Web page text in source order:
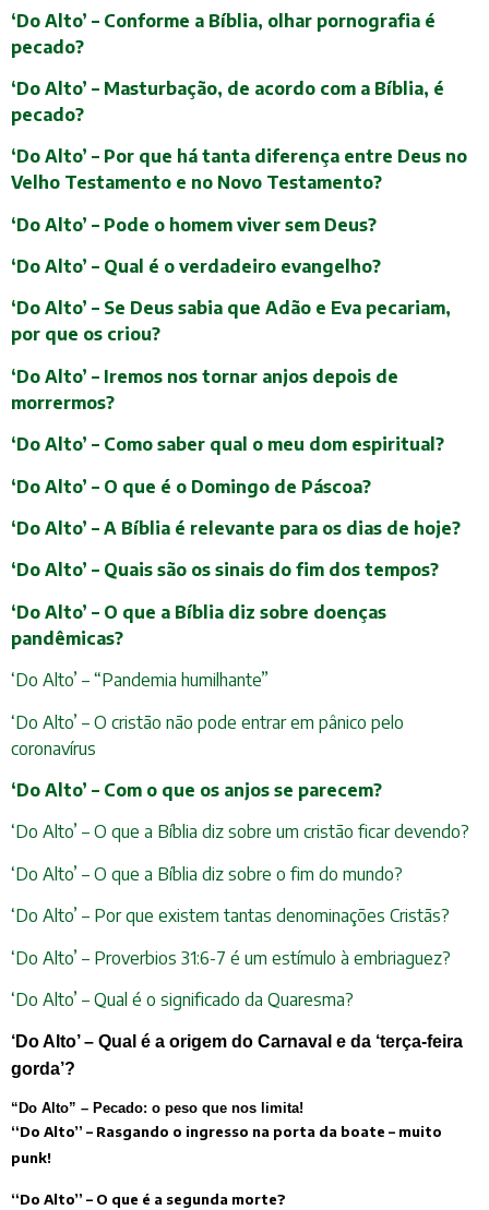
‘Do Alto’ – Conforme a Bíblia, olhar pornografia é
pecado?
‘Do Alto’ – Masturbação, de acordo com a Bíblia, é
pecado?
‘Do Alto’ – Por que há tanta diferença entre Deus no
Velho Testamento e no Novo Testamento?
‘Do Alto’ – Pode o homem viver sem Deus?
‘Do Alto’ – Qual é o verdadeiro evangelho?
‘Do Alto’ – Se Deus sabia que Adão e Eva pecariam,
por que os criou?
‘Do Alto’ – Iremos nos tornar anjos depois de
morrermos?
‘Do Alto’ – Como saber qual o meu dom espiritual?
‘Do Alto’ – O que é o Domingo de Páscoa?
‘Do Alto’ – A Bíblia é relevante para os dias de hoje?
‘Do Alto’ – Quais são os sinais do fim dos tempos?
‘Do Alto’ – O que a Bíblia diz sobre doenças
pandêmicas?
‘Do Alto’ – “Pandemia humilhante”
‘Do Alto’ – O cristão não pode entrar em pânico pelo
coronavírus
‘Do Alto’ – Com o que os anjos se parecem?
‘Do Alto’ – O que a Bíblia diz sobre um cristão ficar devendo?
‘Do Alto’ – O que a Bíblia diz sobre o fim do mundo?
‘Do Alto’ – Por que existem tantas denominações Cristãs?
‘Do Alto’ – Proverbios 31:6-7 é um estímulo à embriaguez?
‘Do Alto’ – Qual é o significado da Quaresma?
‘Do Alto’ – Qual é a origem do Carnaval e da ‘terça-feira
gorda’?
“Do Alto” – Pecado: o peso que nos limita!
“Do Alto” – Rasgando o ingresso na porta da boate – muito
punk!
“Do Alto” – O que é a segunda morte?